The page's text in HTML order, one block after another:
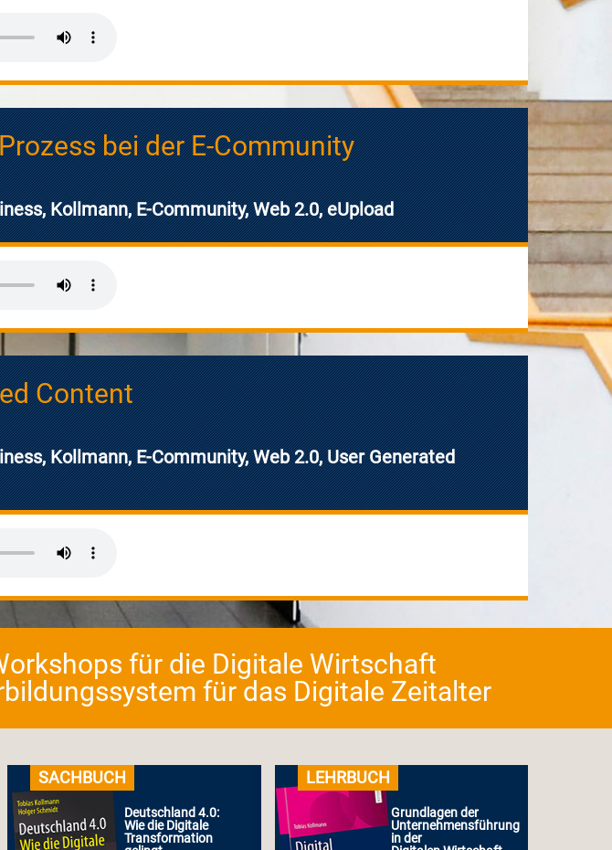
bei der E-Community
Kollmann, E-Community, Web 2.0, eUpload
Content
Kollmann, E-Community, Web 2.0, User Generated
für die Digitale Wirtschaft
für das Digitale Zeitalter
SACHBUCH
Deutschland 4.0:
Wie die Digitale
Transformation
LEHRBUCH
Grundlagen der
Unternehmensführung
in der